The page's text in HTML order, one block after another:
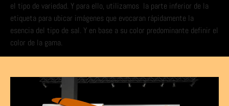
el tipo de variedad. Y para ello, utilizamos la parte inferior de la
etiqueta para ubicar imágenes que evocaran rápidamente la
esencia del tipo de sal. Y en base a su color predominante definir el
color de la gama.